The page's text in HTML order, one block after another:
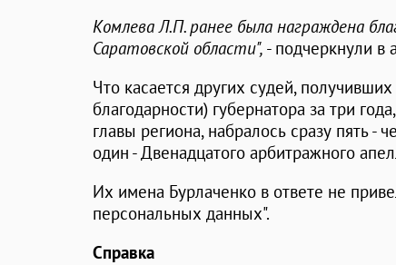
Комлева Л.П. ранее была награждена
Саратовской области", - подчеркнули в
Что касается других судей,
благодарности) губернатора за три
главы региона, набралось сразу пять -
один - Двенадцатого арбитражного
Их имена Бурлаченко в ответе не
персональных данных".
Справка